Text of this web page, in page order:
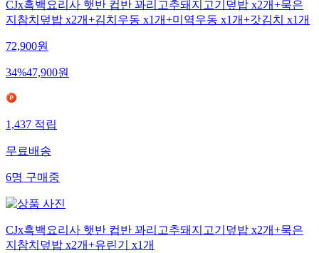
CJx흑백요리사 햇반 컵반 꽈리고추돼지고기덮밥 x2개+묵은
지참치덮밥 x2개+김치우동 x1개+미역우동 x1개+갓김치 x1개
72,900원
34%47,900원
1,437적립
무료배송
6명구매중
CJx흑백요리사 햇반 컵반 꽈리고추돼지고기덮밥 x2개+묵은